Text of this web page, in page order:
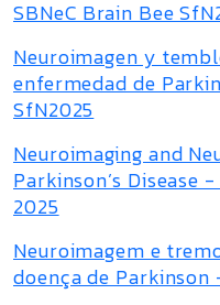
SBNeC Brain Bee
Neuroimagen y
enfermedad de
SfN2025
Neuroimaging and
Parkinson’s Disease
2025
Neuroimagem e
doença de Parkinson